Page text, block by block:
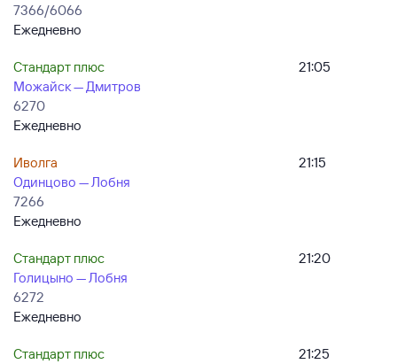
7366/6066
Ежедневно
Стандарт плюс
Можайск — Дмитров
6270
Ежедневно
21:05
Иволга
Одинцово — Лобня
7266
Ежедневно
21:15
Стандарт плюс
Голицыно — Лобня
6272
Ежедневно
21:20
Стандарт плюс
21:25